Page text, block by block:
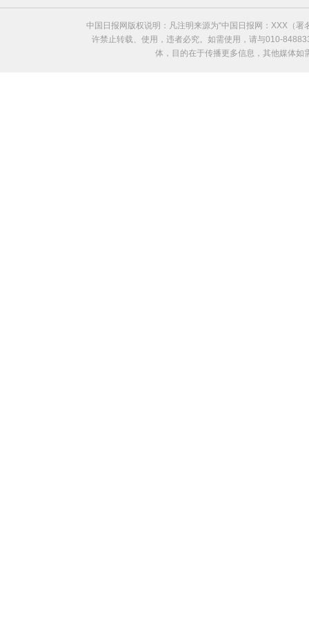
中国日报网版权说明：凡注明来源为“中国日报网：XXX（
许禁止转载、使用，违者必究。如需使用，请与010-
体，目的在于传播更多信息，其他媒体